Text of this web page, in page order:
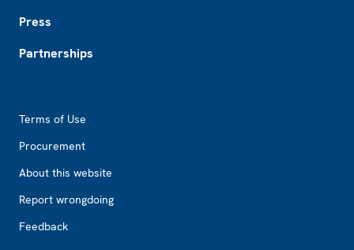
Press
Partnerships
Terms of Use
Procurement
About this website
Report wrongdoing
Feedback